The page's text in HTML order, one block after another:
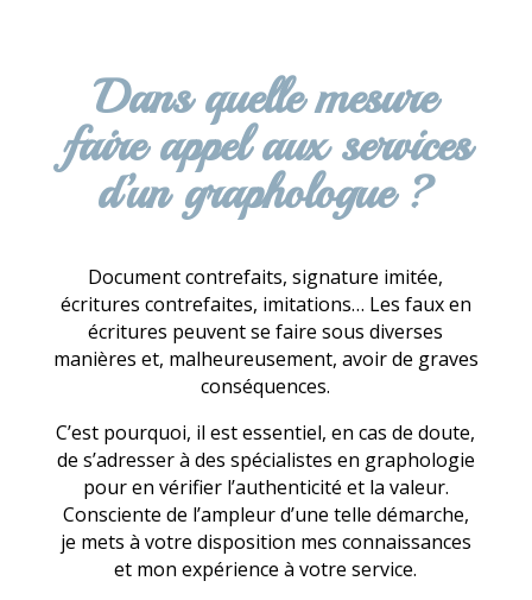
Dans quelle mesure
faire appel aux services
d’un graphologue ?
Document contrefaits, signature imitée,
écritures contrefaites, imitations… Les faux en
écritures peuvent se faire sous diverses
manières et, malheureusement, avoir de graves
conséquences.
C’est pourquoi, il est essentiel, en cas de doute,
de s’adresser à des spécialistes en graphologie
pour en vérifier l’authenticité et la valeur.
Consciente de l’ampleur d’une telle démarche,
je mets à votre disposition mes connaissances
et mon expérience à votre service.